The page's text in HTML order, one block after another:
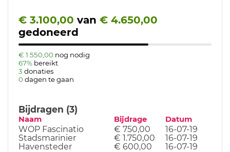
€ 3.100,00 van € 4.650,00
gedoneerd
€ 1.550,00 nog nodig
67% bereikt
3 donaties
0 dagen te gaan
Bijdragen (3)
Naam Bijdrage Datum
WOP Fascinatio € 750,00
16-07-19
Stadsmarinier
€ 1.750,00
16-07-19
Havensteder
€ 600,00 16-07-19